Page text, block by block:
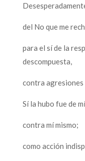
del No que me
para el sí de la
descompuesta,
contra agresiones
Sí la hubo fue de
contra mí mismo;
como acción